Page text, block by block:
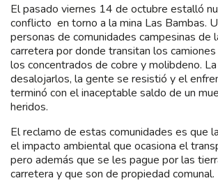
El pasado viernes 14 de octubre estalló
conflicto en torno a la mina Las Bambas.
personas de comunidades campesinas de
carretera por donde transitan los
los concentrados de cobre y molibdeno.
desalojarlos, la gente se resistió y el
terminó con el inaceptable saldo de un
heridos.
El reclamo de estas comunidades es que
el impacto ambiental que ocasiona el
pero además que se les pague por las
carretera y que son de propiedad comunal.